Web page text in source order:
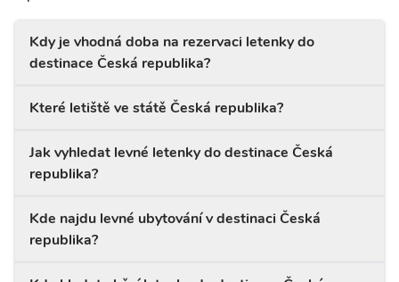
Kdy je vhodná doba na rezervaci letenky do
destinace Česká republika?
Které letiště ve státě Česká republika?
Jak vyhledat levné letenky do destinace Česká
republika?
Kde najdu levné ubytování v destinaci Česká
republika?